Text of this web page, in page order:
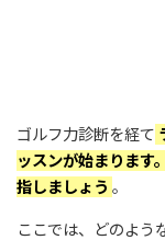
ゴルフ力診断を経て
ッスンが始まります
指しましょう 。
ここでは、どのよう